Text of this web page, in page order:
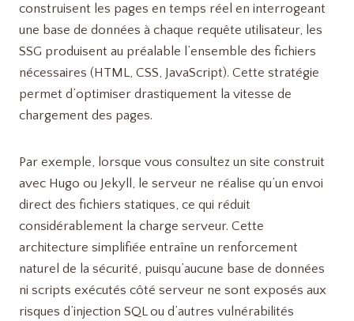
construisent les pages en temps réel en interrogeant
une base de données à chaque requête utilisateur, les
SSG produisent au préalable l’ensemble des fichiers
nécessaires (HTML, CSS, JavaScript). Cette stratégie
permet d’optimiser drastiquement la vitesse de
chargement des pages.
Par exemple, lorsque vous consultez un site construit
avec Hugo ou Jekyll, le serveur ne réalise qu’un envoi
direct des fichiers statiques, ce qui réduit
considérablement la charge serveur. Cette
architecture simplifiée entraîne un renforcement
naturel de la sécurité, puisqu’aucune base de données
ni scripts exécutés côté serveur ne sont exposés aux
risques d’injection SQL ou d’autres vulnérabilités